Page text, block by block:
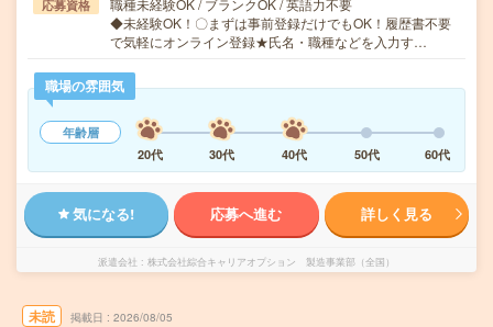
応募資格
職種未経験OK / ブランクOK / 英語力不要
◆未経験OK！〇まずは事前登録だけでもOK！履歴書不要
で気軽にオンライン登録★氏名・職種などを入力す…
職場の雰囲気
年齢層
20代
30代 40代 50代 60代
気になる! 応募へ進む 詳しく見る
派遣会社 株式会社綜合キャリアオプション 製造事業部（全国）
未読 掲載日 2026/08/05